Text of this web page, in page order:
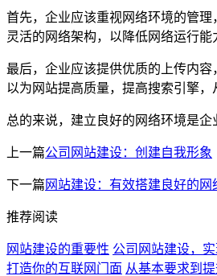
首先，企业应该重视网络环境的管
灵活的网络架构，以降低网络运行能
最后，企业应该提供优质的上传内
以为网站提高质量，提高搜索引擎
总的来说，建立良好的网络环境是
上一篇公司网站建设：创建自我形象
下一篇 网站建设：有效搭建良好的网
推荐阅读
网站建设的重要性 公司网站建设，
打造你的互联网门面 从基本要求到